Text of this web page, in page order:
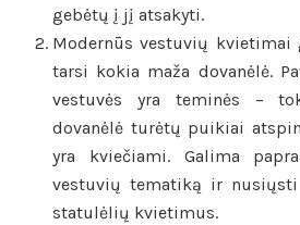
gebėtų į jį atsakyti.
Modernūs vestuvių
tarsi kokia maža dovanėlė.
vestuvės yra teminės –
dovanėlė turėtų puikiai
yra kviečiami. Galima
vestuvių tematiką ir
statulėlių kvietimus.